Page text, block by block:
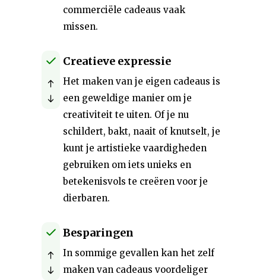
commerciële cadeaus vaak
missen.
Creatieve expressie
Het maken van je eigen cadeaus is
een geweldige manier om je
creativiteit te uiten. Of je nu
schildert, bakt, naait of knutselt, je
kunt je artistieke vaardigheden
gebruiken om iets unieks en
betekenisvols te creëren voor je
dierbaren.
Besparingen
In sommige gevallen kan het zelf
maken van cadeaus voordeliger